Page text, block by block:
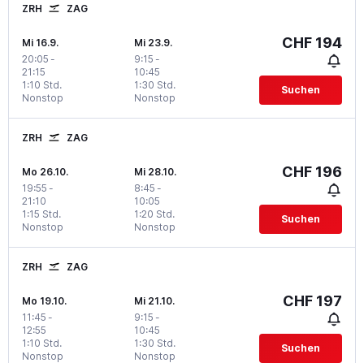
ZRH ZAG
Mi 16.9.
20:05 -
21:15
Nonstop
1:10 Std.
Mi 23.9.
9:15 -
10:45
Nonstop
1:30 Std.
CHF 194
Suchen
ZRH ZAG
Mo 26.10.
19:55 -
21:10
Nonstop
1:15 Std.
Mi 28.10.
8:45 -
10:05
Nonstop
1:20 Std.
CHF 196
Suchen
ZRH ZAG
Mo 19.10.
11:45 -
12:55
Nonstop
1:10 Std.
Mi 21.10.
9:15 -
10:45
Nonstop
1:30 Std.
CHF 197
Suchen